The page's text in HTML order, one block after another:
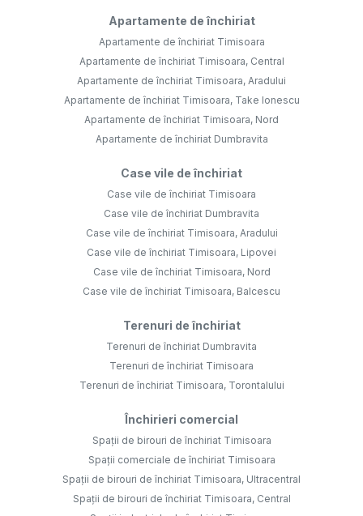
Apartamente de închiriat
Apartamente de închiriat Timisoara
Apartamente de închiriat Timisoara, Central
Apartamente de închiriat Timisoara, Aradului
Apartamente de închiriat Timisoara, Take Ionescu
Apartamente de închiriat Timisoara, Nord
Apartamente de închiriat Dumbravita
Case vile de închiriat
Case vile de închiriat Timisoara
Case vile de închiriat Dumbravita
Case vile de închiriat Timisoara, Aradului
Case vile de închiriat Timisoara, Lipovei
Case vile de închiriat Timisoara, Nord
Case vile de închiriat Timisoara, Balcescu
Terenuri de închiriat
Terenuri de închiriat Dumbravita
Terenuri de închiriat Timisoara
Terenuri de închiriat Timisoara, Torontalului
Închirieri comercial
Spații de birouri de închiriat Timisoara
Spații comerciale de închiriat Timisoara
Spații de birouri de închiriat Timisoara, Ultracentral
Spații de birouri de închiriat Timisoara, Central